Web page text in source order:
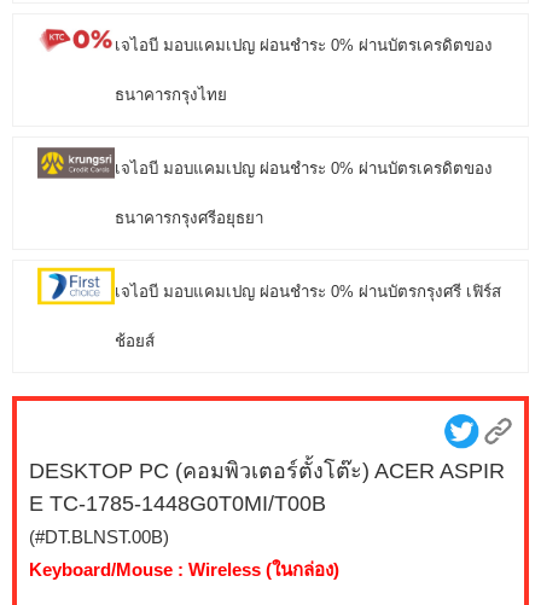
เจไอบี มอบแคมเปญ ผ่อนชำระ 0% ผ่านบัตรเครดิตของ
ธนาคารกรุงไทย
เจไอบี มอบแคมเปญ ผ่อนชำระ 0% ผ่านบัตรเครดิตของ
ธนาคารกรุงศรีอยุธยา
เจไอบี มอบแคมเปญ ผ่อนชำระ 0% ผ่านบัตรกรุงศรี เฟิร์ส
ช้อยส์
DESKTOP PC (คอมพิวเตอร์ตั้งโต๊ะ) ACER ASPIR
E TC-1785-1448G0T0MI/T00B
(#DT.BLNST.00B)
Keyboard/Mouse : Wireless (ในกล่อง)